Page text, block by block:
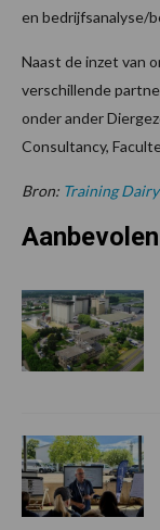
en bedrijfsanalyse/
Naast de inzet van
verschillende
onder ander
Consultancy,
Bron: Training